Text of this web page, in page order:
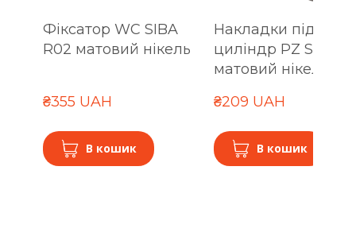
Фіксатор WC SIBA
R02 матовий нікель
₴355 UAH
В кошик
Накладки під
циліндр PZ SIBA
матовий нікель
₴209 UAH
В кошик